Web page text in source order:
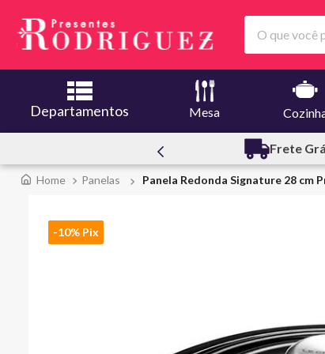
O que você
Departamentos Mesa
Panelas Panela Redonda Signature 28 cm
-10% Pix